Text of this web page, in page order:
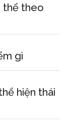
thể theo
gì
hiện thái